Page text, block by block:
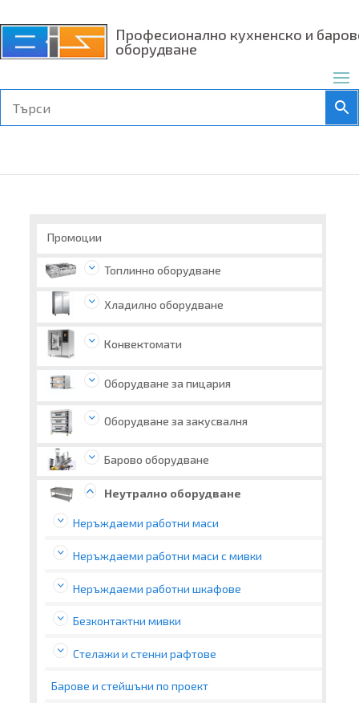
Професионално кухненско и
оборудване
Промоции
Топлинно оборудване
Хладилно оборудване
Конвектомати
Оборудване за пицария
Оборудване за закусвалня
Барово оборудване
Неутрално оборудване
Неръждаеми работни маси
Неръждаеми работни маси с мивки
Неръждаеми работни шкафове
Бeзконтактни мивки
Стелажи и стенни рафтове
Барове и стейшъни по проект